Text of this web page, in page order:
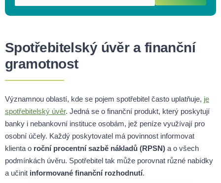
Spotřebitelský úvěr a finanční
gramotnost
Významnou oblastí, kde se pojem spotřebitel často uplatňuje, je
spotřebitelský úvěr. Jedná se o finanční produkt, který poskytují
banky i nebankovní instituce osobám, jež peníze využívají pro
osobní účely. Každý poskytovatel má povinnost informovat
klienta o roční procentní sazbě nákladů (RPSN) a o všech
podmínkách úvěru. Spotřebitel tak může porovnat různé nabídky
a učinit informované finanční rozhodnutí.